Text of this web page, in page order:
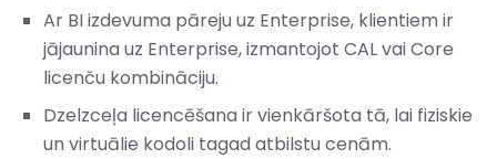
Ar BI izdevuma pāreju uz Enterprise, klientiem ir
jājaunina uz Enterprise, izmantojot CAL vai Core
licenču kombināciju.
Dzelzceļa licencēšana ir vienkāršota tā, lai fiziskie
un virtuālie kodoli tagad atbilstu cenām.